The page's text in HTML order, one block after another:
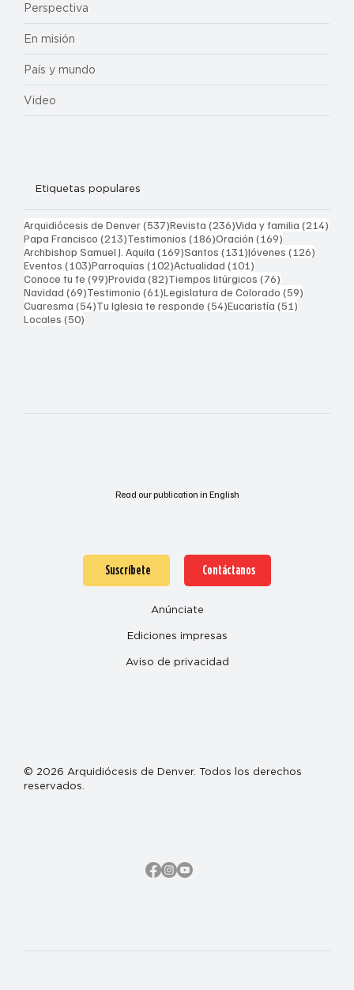
Perspectiva
En misión
País y mundo
Video
Etiquetas populares
Arquidiócesis de Denver(537)537 entradas
Revista (236)236 entradas
Vida y familia (214)
Papa Francisco (213)213 entradas
Testimonios (186)186 entradas
Oración (169)
Archbishop Samuel J. Aquila (169)169 entradas
Santos (131)131 entradas
Jóvenes (126)
Eventos (103)103 entradas
Parroquias (102)102 entradas
Actualidad (101)
Conoce tu fe (99)99 entradas
Provida (82)82 entradas
Tiempos litúrgicos (76)
Navidad (69)69 entradas
Testimonio (61)61 entradas
Legislatura de Colorado (59)
Cuaresma (54)54 entradas
Tu Iglesia te responde (54)54 entradas
Eucaristía (51)
Locales (50)
Read our publication in English
Suscríbete Contáctanos
Anúnciate
Ediciones impresas
Aviso de privacidad
© 2026 Arquidiócesis de Denver. Todos los derechos
reservados.